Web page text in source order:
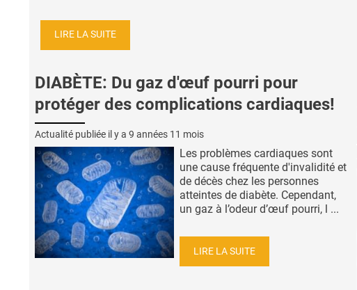
LIRE LA SUITE
DIABÈTE: Du gaz d'œuf pourri pour
protéger des complications cardiaques!
Actualité publiée il y a 9 années 11 mois
Les problèmes cardiaques sont
une cause fréquente d'invalidité et
de décès chez les personnes
atteintes de diabète. Cependant,
un gaz à l’odeur d’œuf pourri, l ...
LIRE LA SUITE